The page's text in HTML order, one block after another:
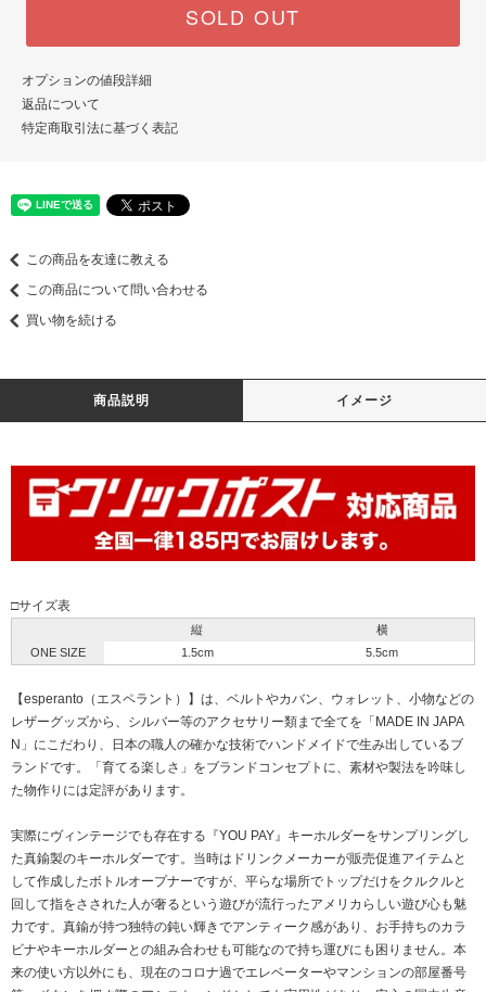
SOLD OUT
オプションの値段詳細
返品について
特定商取引法に基づく表記
この商品を友達に教える
この商品について問い合わせる
買い物を続ける
商品説明 イメージ
□サイズ表
縦
横
ONE SIZE
1.5cm 5.5cm
【esperanto（エスペラント）】は、ベルトやカバン、ウォレット、小物などの
レザーグッズから、シルバー等のアクセサリー類まで全てを「MADE IN JAPA
N」にこだわり、日本の職人の確かな技術でハンドメイドで生み出しているブ
ランドです。「育てる楽しさ」をブランドコンセプトに、素材や製法を吟味し
た物作りには定評があります。
実際にヴィンテージでも存在する『YOU PAY』キーホルダーをサンプリングし
た真鍮製のキーホルダーです。当時はドリンクメーカーが販売促進アイテムと
して作成したボトルオープナーですが、平らな場所でトップだけをクルクルと
回して指をさされた人が奢るという遊びが流行ったアメリカらしい遊び心も魅
力です。真鍮が持つ独特の鈍い輝きでアンティーク感があり、お手持ちのカラ
ビナやキーホルダーとの組み合わせも可能なので持ち運びにも困りません。本
来の使い方以外にも、現在のコロナ過でエレベーターやマンションの部屋番号